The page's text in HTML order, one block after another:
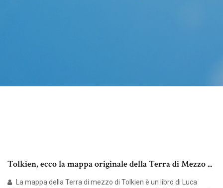
Tolkien, ecco la mappa originale della Terra di Mezzo ...
La mappa della Terra di mezzo di Tolkien è un libro di Luca